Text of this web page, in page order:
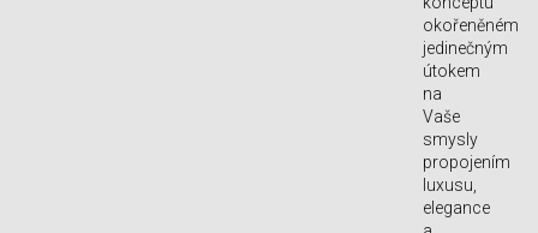
okořeněném
jedinečným
útokem
na
Vaše
smysly
propojením
luxusu,
elegance